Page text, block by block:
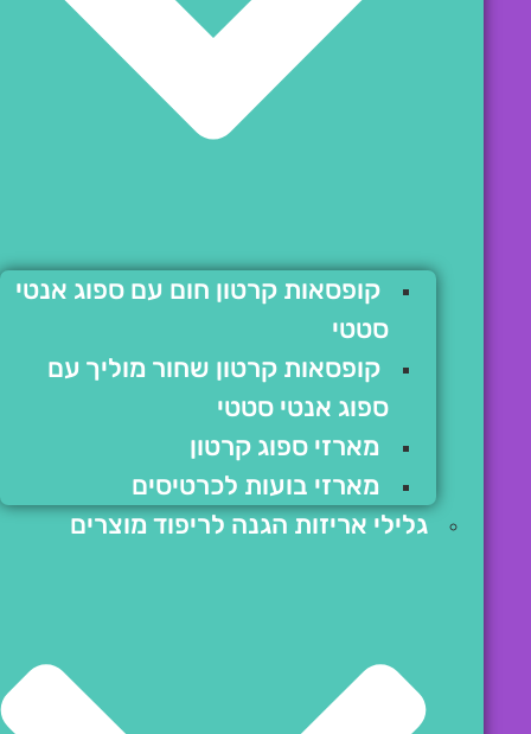
קופסאות קרטון חום עם ספוג אנטי
סטטי
קופסאות קרטון שחור מוליך עם
ספוג אנטי סטטי
מארזי ספוג קרטון
מארזי בועות לכרטיסים
גלילי אריזות הגנה לריפוד מוצרים